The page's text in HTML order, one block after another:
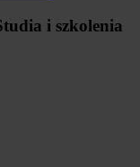
i szkolenia